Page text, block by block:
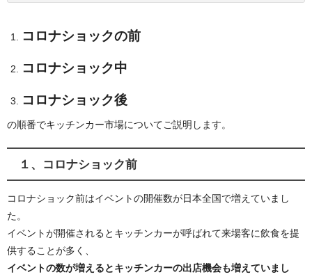
コロナショックの前
コロナショック中
コロナショック後
の順番でキッチンカー市場についてご説明します。
１、コロナショック前
コロナショック前はイベントの開催数が日本全国で増えていまし
た。
イベントが開催されるとキッチンカーが呼ばれて来場客に飲食を提
供することが多く、
イベントの数が増えるとキッチンカーの出店機会も増えていまし